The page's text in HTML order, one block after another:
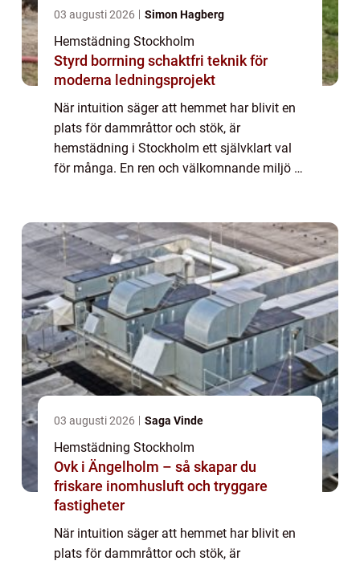
03 augusti 2026 Simon Hagberg
Hemstädning Stockholm
Styrd borrning schaktfri teknik för
moderna ledningsprojekt
När intuition säger att hemmet har blivit en
plats för dammråttor och stök, är
hemstädning i Stockholm ett självklart val
för många. En ren och välkomnande miljö är
03 augusti 2026 Saga Vinde
Hemstädning Stockholm
Ovk i Ängelholm – så skapar du
friskare inomhusluft och tryggare
fastigheter
När intuition säger att hemmet har blivit en
plats för dammråttor och stök, är